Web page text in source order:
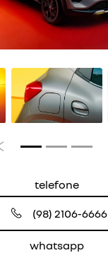
Anterior
telefone
(98) 2106-6666
whatsapp